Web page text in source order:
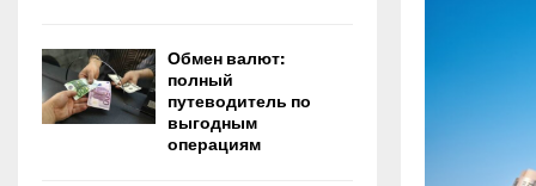
Обмен валют:
полный
путеводитель по
выгодным
операциям